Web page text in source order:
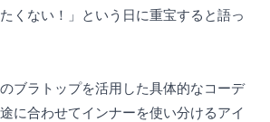
くない！」という日に重宝すると語っ
ブラトップを活用した具体的なコーデ
に合わせてインナーを使い分けるアイ